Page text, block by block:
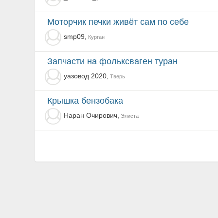
моторчик печки живёт сам по себе
smp09, Курган
запчасти на фольксваген туран
уазовод 2020, Тверь
Крышка бензобака
Наран Очирович, Элиста